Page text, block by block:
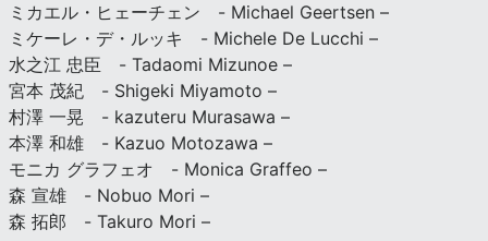
ミカエル・ヒェーチェン - Michael Geertsen –
ミケーレ・デ・ルッキ - Michele De Lucchi –
水之江 忠臣 - Tadaomi Mizunoe –
宮本 茂紀 - Shigeki Miyamoto –
村澤 一晃 - kazuteru Murasawa –
本澤 和雄 - Kazuo Motozawa –
モニカ グラフェオ - Monica Graffeo –
森 宣雄 - Nobuo Mori –
森 拓郎 - Takuro Mori –